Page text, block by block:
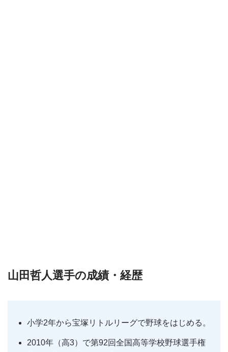
山田哲人選手の成績・経歴
小学2年から宝塚リトルリーグで野球をはじめる。
2010年（高3）で第92回全国高等学校野球選手権